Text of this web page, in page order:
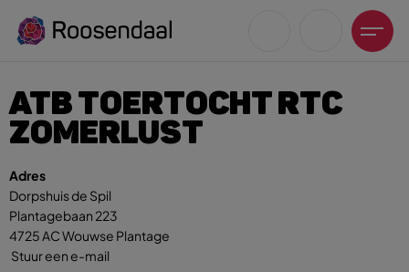
Zoeksuggesties
UITagenda
Wandelen
ATB TOERTOCHT RTC
ZOMERLUST
Adres
Dorpshuis de Spil
Plantagebaan 223
4725 AC Wouwse Plantage
Stuur een e-mail